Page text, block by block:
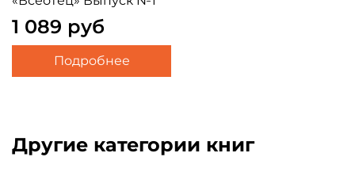
1 089 руб
Подробнее
Другие категории книг